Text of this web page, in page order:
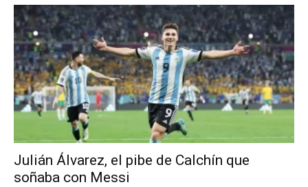
Julián Álvarez, el pibe de Calchín que
soñaba con Messi